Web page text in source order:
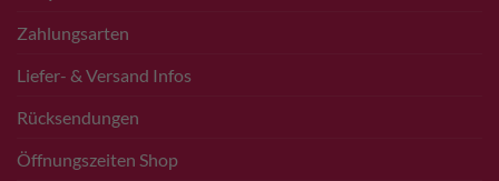
Zahlungsarten
Liefer- & Versand Infos
Rücksendungen
Öffnungszeiten Shop